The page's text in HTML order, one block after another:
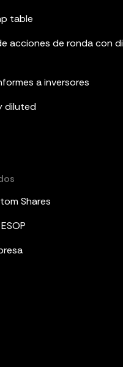
table
acciones de ronda con
a inversores
diluted
Shares